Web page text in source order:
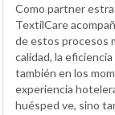
Como partner
TextilCare
de estos procesos
calidad, la
también en los
experiencia
huésped ve, sino